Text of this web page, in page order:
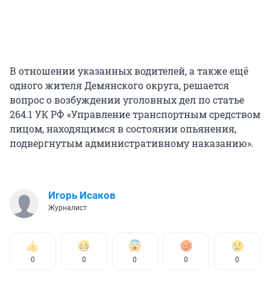
В отношении указанных водителей, а также ещё
одного жителя Демянского округа, решается
вопрос о возбуждении уголовных дел по статье
264.1 УК РФ «Управление транспортным средством
лицом, находящимся в состоянии опьянения,
подвергнутым административному наказанию».
Игорь Исаков
Журналист
0 0 0 0 0